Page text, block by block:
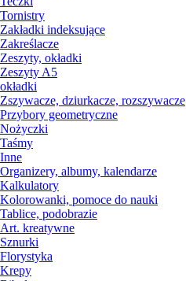
Tornistry
Zakładki indeksujące
Zakreślacze
Zeszyty, okładki
Zeszyty A5
okładki
Zszywacze, dziurkacze, rozszywacze
Przybory geometryczne
Nożyczki
Taśmy
Inne
Organizery, albumy, kalendarze
Kalkulatory
Kolorowanki, pomoce do nauki
Tablice, podobrazie
Art. kreatywne
Sznurki
Florystyka
Krepy